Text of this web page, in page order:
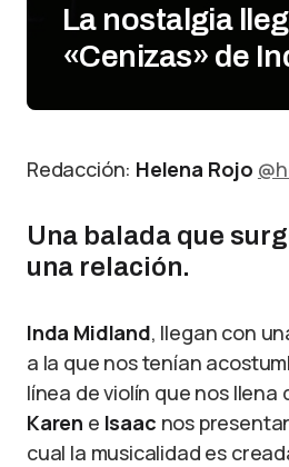
La nostalgia
«Cenizas» de
Redacción: Helena Rojo
Una balada que
una relación.
Inda Midland, llegan con
a la que nos tenían
línea de violín que nos llena
Karen e Isaac nos
cual la musicalidad es